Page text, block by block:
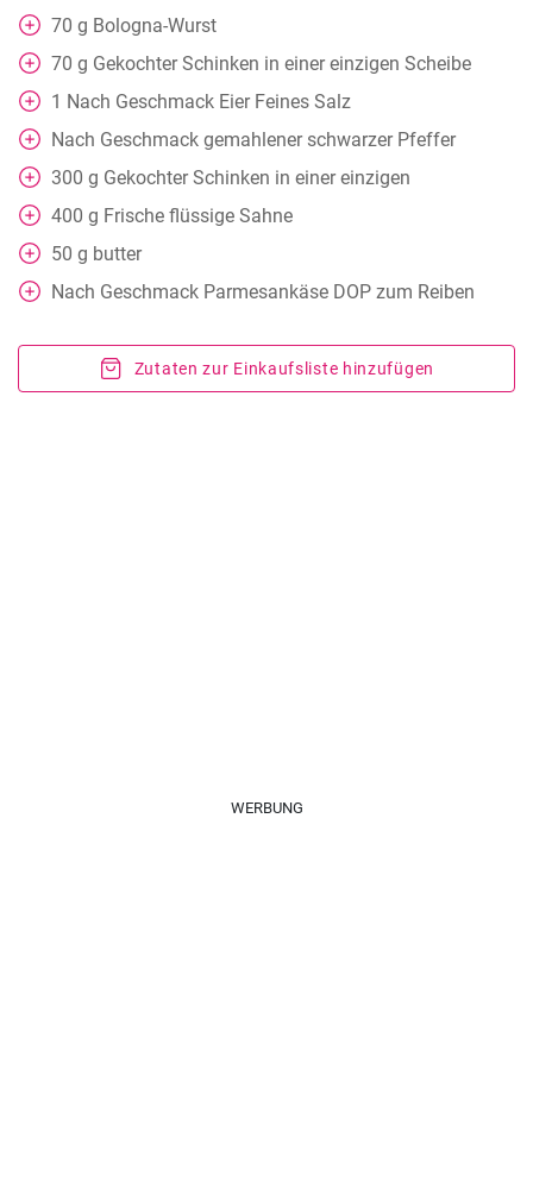
70 g Bologna-Wurst
70 g Gekochter Schinken in einer einzigen Scheibe
1 Nach Geschmack Eier Feines Salz
Nach Geschmack gemahlener schwarzer Pfeffer
300 g Gekochter Schinken in einer einzigen
400 g Frische flüssige Sahne
50 g butter
Nach Geschmack Parmesankäse DOP zum Reiben
Zutaten zur Einkaufsliste hinzufügen
WERBUNG